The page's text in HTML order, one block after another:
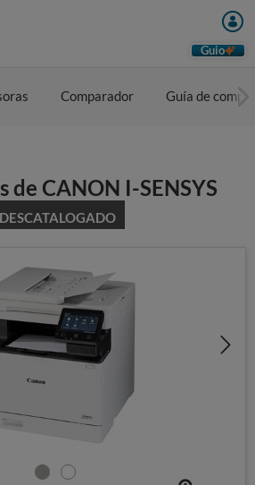
Guio
Comparador Guía de
de CANON I-SENSYS
DESCATALOGADO